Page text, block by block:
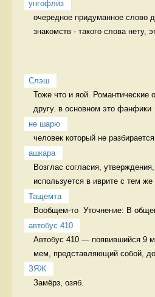
унгофлиз
очередное придуманное слово
знакомств - такого слова нету,
Слэш
Тоже что и яой. Романтические
другу. в основном это фанфики
не шарю
ашкара
Возглас согласия,
используется в иврите с тем же
Тащемта
Вообщем-то  Уточнение: В
автобус 410
Автобус 410 — появившийся 9
мем, представляющий собой,
ЗЯЖ
Замёрз, озяб.